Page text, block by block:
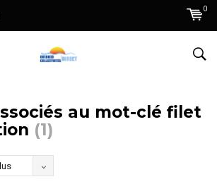
0
au mot-clé filet
(1)